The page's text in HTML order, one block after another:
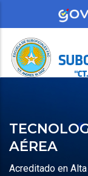
contenido
principal
AÉREA
Acreditado en